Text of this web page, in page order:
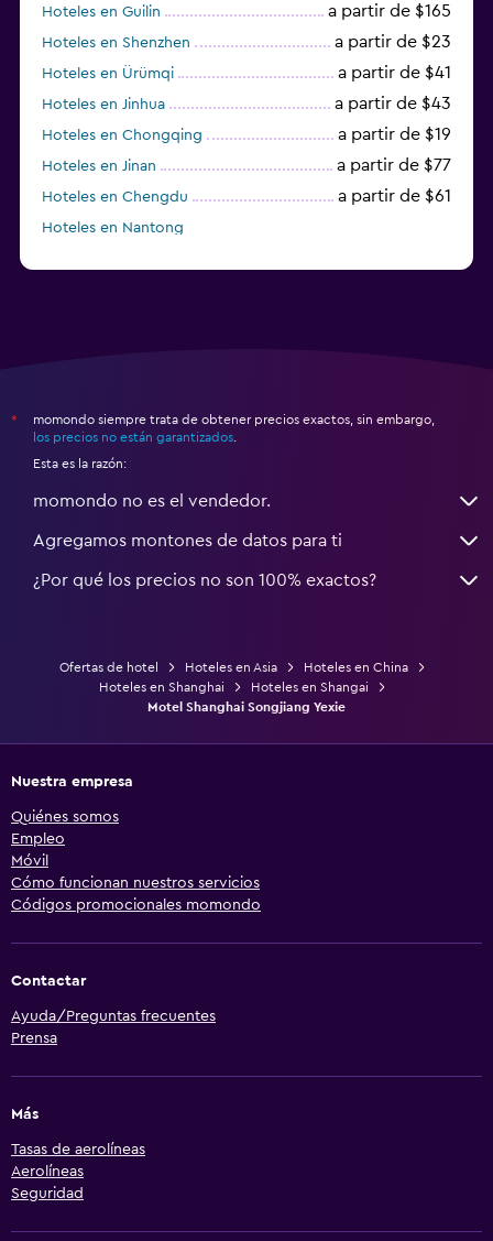
Hoteles en Guilin a partir de $165
Hoteles en Shenzhen a partir de $23
Hoteles en Ürümqi a partir de $41
Hoteles en Jinhua a partir de $43
Hoteles en Chongqing a partir de $19
Hoteles en Jinan a partir de $77
Hoteles en Chengdu a partir de $61
Hoteles en Nantong
*
momondo siempre trata de obtener precios exactos, sin embargo,
los precios no están garantizados
Esta es la razón:
momondo no es el vendedor.
Agregamos montones de datos para ti
¿Por qué los precios no son 100% exactos?
Ofertas de hotel Hoteles en Asia
Hoteles en China
Hoteles en Shanghai
Hoteles en Shangai
Motel Shanghai Songjiang Yexie
Nuestra empresa
Quiénes somos
Empleo
Móvil
Cómo funcionan nuestros servicios
Códigos promocionales momondo
Contactar
Ayuda/Preguntas frecuentes
Prensa
Más
Tasas de aerolíneas
Aerolíneas
Seguridad